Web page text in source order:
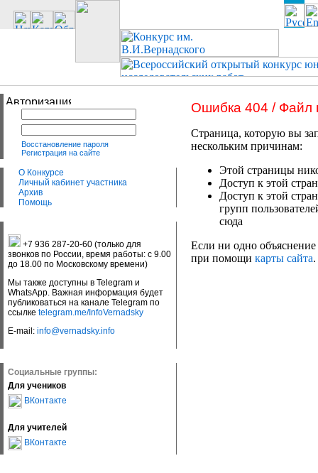
Восстановление пароля
Регистрация на сайте
О Конкурсе
Личный кабинет участника
Архив
Помощь
+7 936 287-20-60 (только для
звонков по России, время работы: с 9.00
до 18.00 по Московскому времени)
Мы также доступны в Telegram и
WhatsApp. Важная информация будет
публиковаться на канале Telegram по
ссылке telegram.me/InfoVernadsky
E-mail: info@vernadsky.info
Социальные группы:
Для учеников
ВКонтакте
Для учителей
ВКонтакте
Ошибка 404 / Файл
Страница, которую вы
нескольким причинам:
Этой страницы
Доступ к этой
Доступ к этой
групп
сюда
Если ни одно объяснение
при помощи карты сайта.